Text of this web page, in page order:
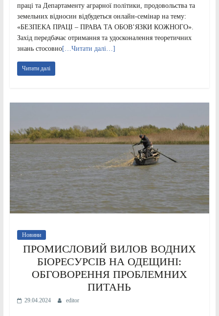
праці та Департаменту аграрної політики, продовольства та
земельних відносин відбудеться онлайн-семінар на тему:
«БЕЗПЕКА ПРАЦІ – ПРАВА ТА ОБОВ’ЯЗКИ КОЖНОГО».
Захід передбачає отримання та удосконалення теоретичних
знань стосовно[…Читати далі…]
Читати далі
Новини
ПРОМИСЛОВИЙ ВИЛОВ ВОДНИХ
БІОРЕСУРСІВ НА ОДЕЩИНІ:
ОБГОВОРЕННЯ ПРОБЛЕМНИХ
ПИТАНЬ
29.04.2024 editor